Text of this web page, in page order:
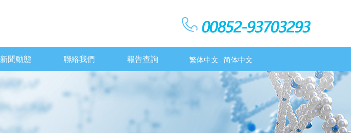
新聞動態 聯絡我們 報告查詢 繁体中文 简体中文